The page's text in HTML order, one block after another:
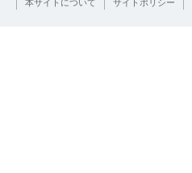
本サイトについて サイトポリシー